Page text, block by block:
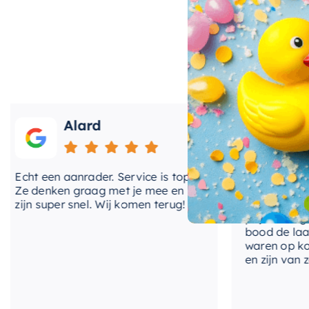
Met een formaat van 149.5×29.5cm, biedt de
badkamerbenodigdheden. Het enkele vakontwerp
waardoor u gemakkelijk kunt vinden wat u nodig
voor zowel inbouw als opbouw, waardoor het een
Als u op zoek bent naar een stijlvolle en functionele
is de
Mondiaz EASY Nisde perfecte keuze. Met zijn
het een investering die u niet wilt missen.
Alard
een aanrader. Service is top!
denken graag met je mee en
super snel. Wij komen terug!
Roos
Onlangs heb ik
kranen van
BadenVloer. Ik
prijzen
bood de
waren op korte
en zijn van